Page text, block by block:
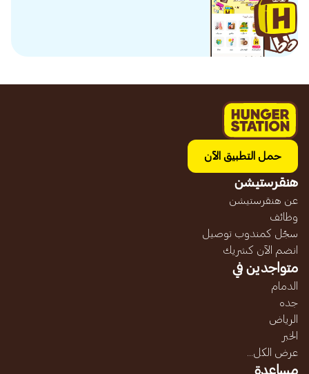
حمل التطبيق الآن
هنقرستيشن
عن هنقرستيشن
وظائف
سجّل كمندوب توصيل
انضم الآن كشريك
متواجدين في
الدمام
جده
الرياض
الخبر
عرض الكل...
مساعدة